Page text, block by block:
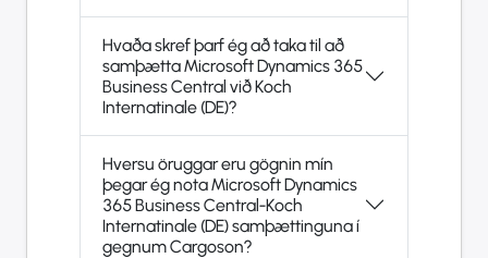
Hvaða skref þarf ég að taka til að
samþætta Microsoft Dynamics 365
Business Central við Koch
Internatinale (DE)?
Hversu öruggar eru gögnin mín
þegar ég nota Microsoft Dynamics
365 Business Central-Koch
Internatinale (DE) samþættinguna í
gegnum Cargoson?